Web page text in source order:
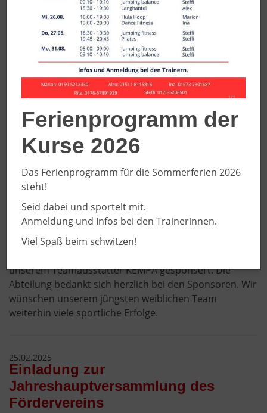
17.03.2025
Weibliche E-Jugend mit neuem
Trikotsatz
Die Mädels unserer weiblichen E-Jugend freuen sich
über ihren neuen Trikotsatz! Er wurde von Piepers
unserem Teamausstatter KEMPA gesponsert. Die
Abteilung bedankt sich herzlich bei den Sponsoren. Wir
wünschen unserem jüngsten weiblichen Team
weiterhin viele sportliche Erfolge.
25.02.2025
Einladung zur
Jahreshauptversammlung des
Fördervereins
Ferienprogramm der
Kurse 2026
Das Ferienprogramm für die Sommerferien 2026
steht!
Seid dabei und sportelt mit.
Anmeldung und Infos bei den Trainerinnen.
Viel Spaß beim schwitzen!